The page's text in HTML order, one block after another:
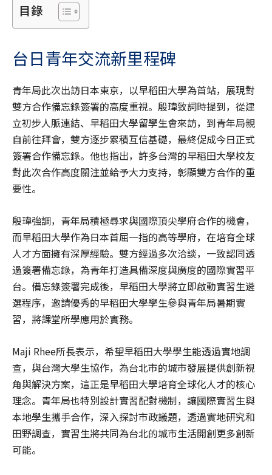
目錄
台日青年交流新里程碑
青年局此次出訪日本東京，以早稻田大學為首站，展現對
雙方合作備忘錄簽署的高度重視。殷瑋致詞時提到，從建
立初步人脈連結、早稻田大學留學生會來訪，到青年局親
自前往拜會，雙方逐步累積互信基礎，最終促成今日正式
簽署合作備忘錄。他也指出，許多台灣的早稻田大學校友
對此次合作高度關注並給予大力支持，彰顯雙方合作的重
要性。
殷瑋強調，青年局積極尋求與國際頂尖學府合作的機會，
而早稻田大學作為日本首屈一指的高等學府，在培育全球
人才方面擁有深厚經驗。雙方經過多次洽談，一致認同透
過簽署備忘錄，為青年打造具備深度與廣度的國際實習平
台。備忘錄簽署完成後，早稻田大學將立即啟動實習生遴
選程序，邀請優秀的早稻田大學學生參與青年局暑期實
習，將課堂所學應用於實務。
Maji Rhee所長表示，希望早稻田大學學生能透過實地調
查，與台灣大學生協作，為台北市的城市發展提供創新視
角與解決方案，這正是早稻田大學培育全球化人才的核心
理念。青年局也特別設計實習配對機制，讓國際實習生與
本地學生攜手合作，深入探討市政議題，透過實地研究和
田野調查，實習生將共同為台北的城市生活開創更多創新
可能。